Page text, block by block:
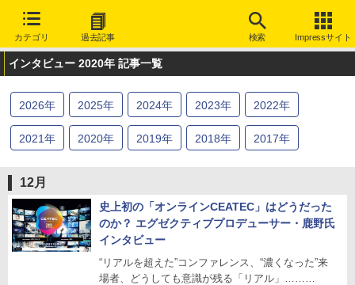
カテゴリ 過去記事 検索 Impressサイト
インタビュー 2020年 記事一覧
2026年 2025年 2024年 2023年 2022年
2021年 2020年 2019年 2018年 2017年
2011年 2010年
12月
史上初の「オンラインCEATEC」はどうだった
のか？ エグゼクティブプロデューサー・鹿野氏
インタビュー
“リアルを超えた”コンファレンス、“濃くなった”来
場者、どうしても意識が残る「リアル」………